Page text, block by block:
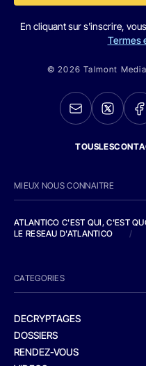
En cliquant sur s'inscrire,
Termes
© 2026 Talmont
MIEUX NOUS CONNAITRE
ATLANTICO C'EST QUI, C'EST
LE RESEAU D'ATLANTICO
/
CATEGORIES
DECRYPTAGES
DOSSIERS
RENDEZ-VOUS